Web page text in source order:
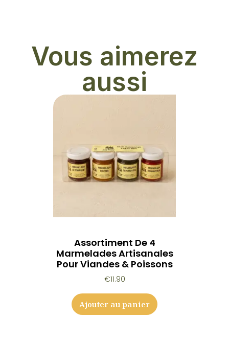
Vous aimerez
aussi
Assortiment De 4
Marmelades Artisanales
Pour Viandes & Poissons
€11.90
Ajouter au panier